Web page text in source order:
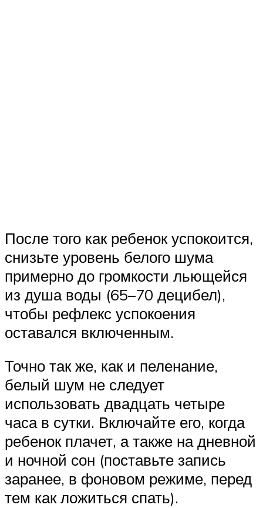
После того как ребенок успокоится,
снизьте уровень белого шума
примерно до громкости льющейся
из душа воды (65–70 децибел),
чтобы рефлекс успокоения
оставался включенным.
Точно так же, как и пеленание,
белый шум не следует
использовать двадцать четыре
часа в сутки. Включайте его, когда
ребенок плачет, а также на дневной
и ночной сон (поставьте запись
заранее, в фоновом режиме, перед
тем как ложиться спать).